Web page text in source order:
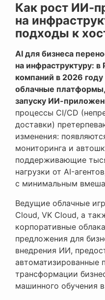
Как рост ИИ-
на
подходы к
AI для бизнеса
на инфраструктуру:
компаний в 2026
облачные
запуску ИИ-
процессы CI/CD
доставки)
изменения:
мониторинга и
поддерживающие
нагрузки от AI-
с минимальным
Ведущие облачные
Cloud, VK Cloud, а
корпоративные
предложения для
внедрения ИИ,
автоматизированные
трансформации
машинного обучения